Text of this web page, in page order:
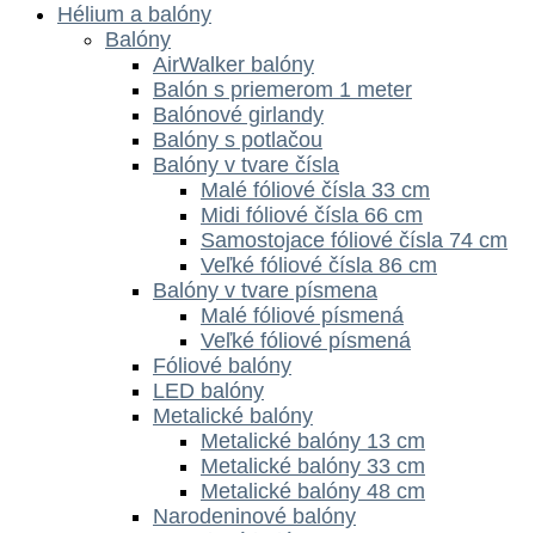
Hélium a balóny
Balóny
AirWalker balóny
Balón s priemerom 1 meter
Balónové girlandy
Balóny s potlačou
Balóny v tvare čísla
Malé fóliové čísla 33 cm
Midi fóliové čísla 66 cm
Samostojace fóliové čísla 74 cm
Veľké fóliové čísla 86 cm
Balóny v tvare písmena
Malé fóliové písmená
Veľké fóliové písmená
Fóliové balóny
LED balóny
Metalické balóny
Metalické balóny 13 cm
Metalické balóny 33 cm
Metalické balóny 48 cm
Narodeninové balóny